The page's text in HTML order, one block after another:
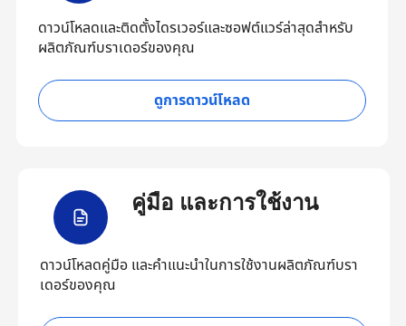
ดาวน์โหลดและติดตั้งไดรเวอร์และซอฟต์แวร์ล่าสุดสำหรับ
ผลิตภัณฑ์บราเดอร์ของคุณ
ดูการดาวน์โหลด
คู่มือ และการใช้งาน
ดาวน์โหลดคู่มือ และคำแนะนำในการใช้งานผลิตภัณฑ์บรา
เดอร์ของคุณ